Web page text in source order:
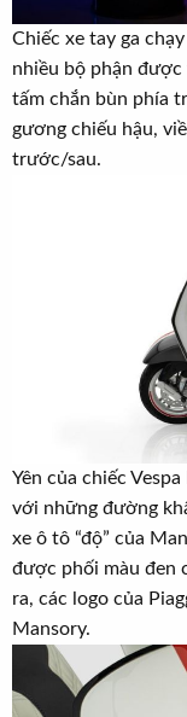
Chiếc xe tay ga
nhiều bộ phận
tấm chắn bùn phía
gương chiếu hậu,
trước/sau.
Yên của chiếc
với những đường
xe ô tô “độ” của
được phối màu đen
ra, các logo của
Mansory.